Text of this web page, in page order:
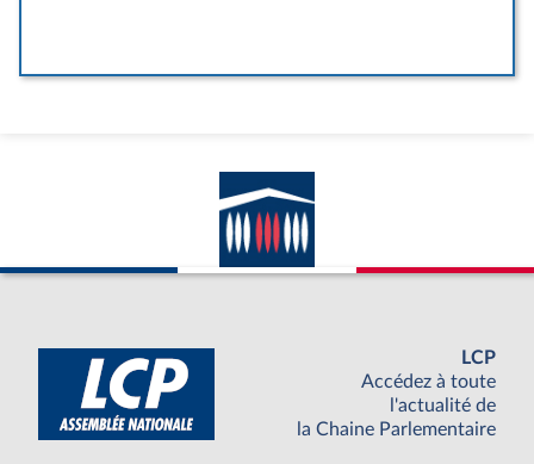
LCP
Accédez à toute
l'actualité de
la Chaine Parlementaire